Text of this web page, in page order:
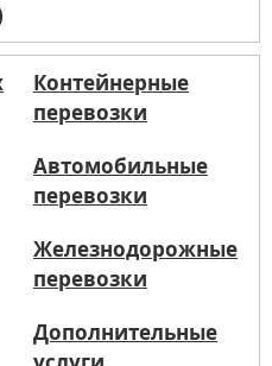
Контейнерные
перевозки
Автомобильные
перевозки
Железнодорожные
перевозки
Дополнительные